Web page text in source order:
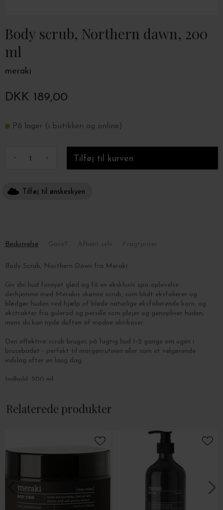
Body scrub, Northern dawn, 200
ml
meraki
DKK 189,00
På lager (i butikken og online)
- +
Tilføj til ønskeskyen
Beskrivelse
Body Scrub, Northern Dawn fra Meraki
Giv din hud fornyet glød og få en eksklusiv spa-oplevelse
derhjemme med Merakis skønne scrub, som blidt eksfolierer og
blødgør huden ved hjælp af bløde naturlige eksfolierende korn, og
ekstrakter fra gulerod og persille som plejer og genopliver huden,
mens du kan nyde duften af modne abrikoser.
Den effektive scrub bruges på fugtig hud 1-2 gange om ugen i
brusebadet - perfekt til morgenrutinen eller som et velgørende
indslag efter en lang dag.
Indhold: 200 ml.
Relaterede produkter